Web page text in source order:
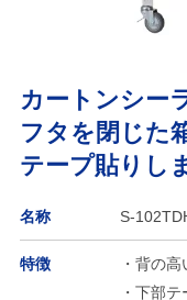
カートンシー
フタを閉じた
テープ貼りし
名称 S-
特徴
・背の
・下部